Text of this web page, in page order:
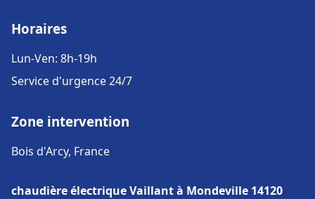
Horaires
Lun-Ven: 8h-19h
Service d'urgence 24/7
Zone intervention
Bois d'Arcy, France
chaudière électrique Vaillant à Mondeville 14120